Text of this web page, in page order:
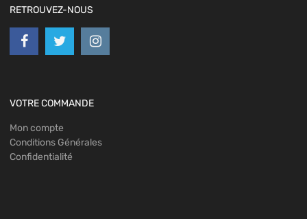
RETROUVEZ-NOUS
VOTRE COMMANDE
Mon compte
Conditions Générales
Confidentialité